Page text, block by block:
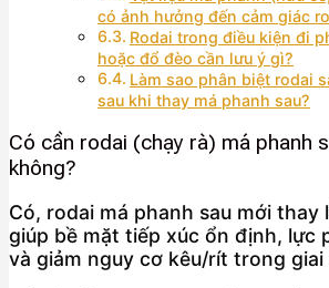
có ảnh hưởng đến cảm giác
Rodai trong điều kiện đi
hoặc đổ đèo cần lưu ý gì?
Làm sao phân biệt rodai
sau khi thay má phanh sau?
Có cần rodai (chạy rà) má phanh
không?
Có, rodai má phanh sau mới thay
giúp bề mặt tiếp xúc ổn định, lực
và giảm nguy cơ kêu/rít trong giai